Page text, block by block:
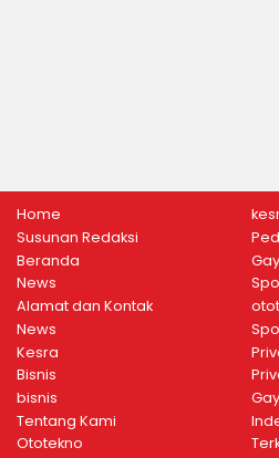
Home
Susunan Redaksi
Beranda
News
Alamat dan Kontak
News
Kesra
Bisnis
bisnis
Tentang Kami
Ototekno